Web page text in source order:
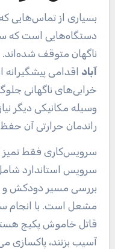
بسیاری از تماس‌هایی
دستگاه‌هایی است که
ناگهان متوقف شده‌اند.
آباد
خرابی‌های ناگهانی
وسیله مکانیکی دیگر
راندمان حرارتی آن
سرویس‌کاری فقط
سرویس استاندارد
بررسی مسیر دودکش و
مشعل است. با انجام
قاتل خاموش پکیج
آسیب بزنند، پاکسازی